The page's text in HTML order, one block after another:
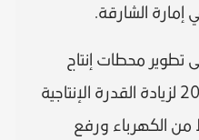
إمارة الشارقة.
تطوير محطات إنتاج
الكهرباء وفق إستراتيجية 2030 لزيادة القدرة الإنتاجية
4600 ميجاواط من الكهرباء ورفع